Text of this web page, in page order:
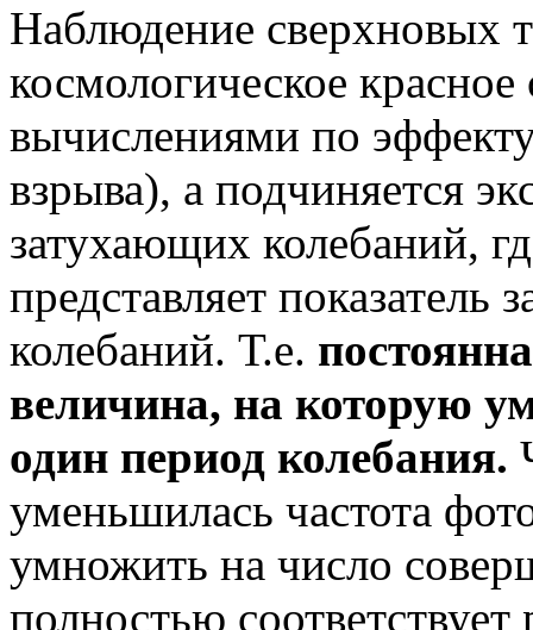
Наблюдение сверхновых
космологическое
вычислениями по
взрыва), а подчиняется
затухающих колебаний,
представляет показатель
колебаний. Т.е.
величина, на которую
один период колебания.
уменьшилась частота
умножить на число
полностью